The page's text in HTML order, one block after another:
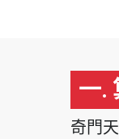
一.
奇門